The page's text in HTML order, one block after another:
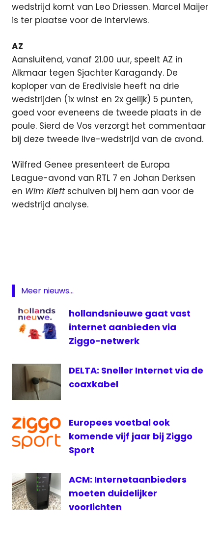
wedstrijd komt van Leo Driessen. Marcel Maijer
is ter plaatse voor de interviews.
AZ
Aansluitend, vanaf 21.00 uur, speelt AZ in
Alkmaar tegen Sjachter Karagandy. De
koploper van de Eredivisie heeft na drie
wedstrijden (1x winst en 2x gelijk) 5 punten,
goed voor eveneens de tweede plaats in de
poule. Sierd de Vos verzorgt het commentaar
bij deze tweede live-wedstrijd van de avond.
Wilfred Genee presenteert de Europa
League-avond van RTL 7 en Johan Derksen
en Wim Kieftschuiven bij hem aan voor de
wedstrijd analyse.
live
internet
Europa
League
PSV -
Dinamo
Zagreb
PSV
live
PSV live
RTL7
televisie
voetbal
Meer nieuws...
hollandsnieuwe gaat vast
internet aanbieden via
Ziggo-netwerk
DELTA: Sneller Internet via de
coaxkabel
Europees voetbal ook
komende vijf jaar bij Ziggo
Sport
ACM: Internetaanbieders
moeten duidelijker
voorlichten